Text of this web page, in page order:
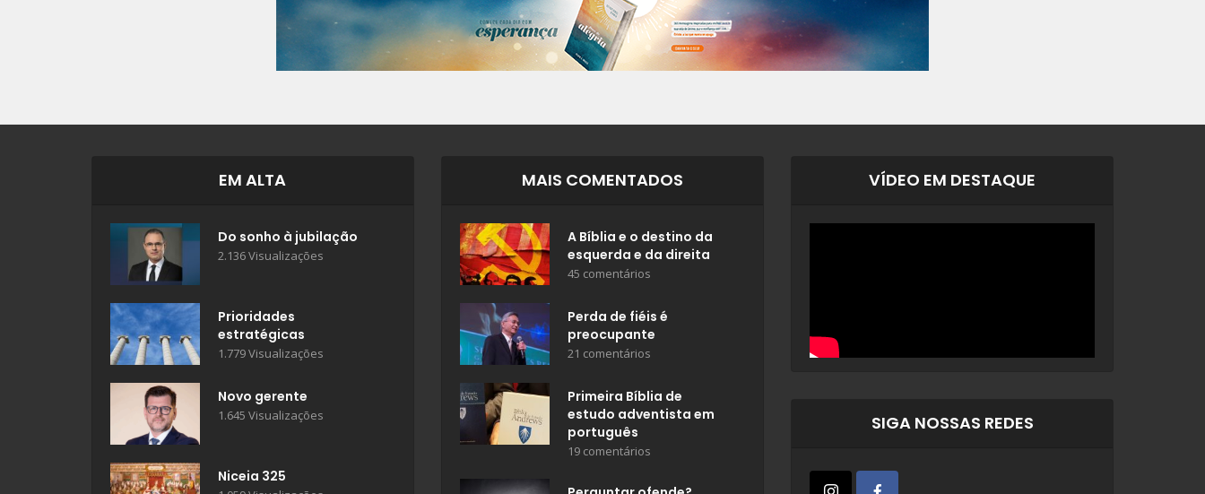
EM ALTA
Do sonho à jubilação
2.136 Visualizações
Prioridades
estratégicas
1.779 Visualizações
Novo gerente
1.645 Visualizações
Niceia 325
MAIS COMENTADOS
A Bíblia e o destino da
esquerda e da direita
45 comentários
Perda de fiéis é
preocupante
21 comentários
Primeira Bíblia de
estudo adventista em
português
19 comentários
VÍDEO EM DESTAQUE
SIGA NOSSAS REDES